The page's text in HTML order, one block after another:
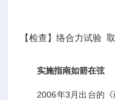
【检查】络合力试验
实施指南如箭在弦
2006年3 月出台的